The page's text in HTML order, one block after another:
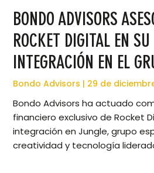
BONDO ADVISORS
ROCKET DIGITAL EN SU
INTEGRACIÓN EN EL
Bondo Advisors 29 de
Bondo Advisors ha actuado
financiero exclusivo de Rocket
integración en Jungle, grupo
creatividad y tecnología